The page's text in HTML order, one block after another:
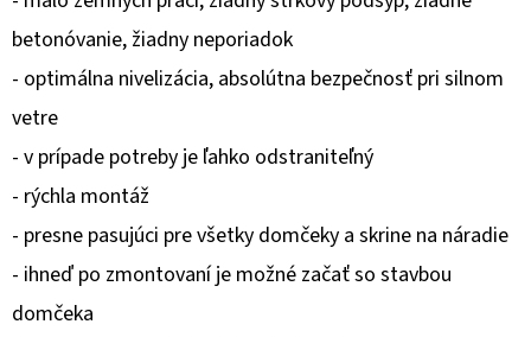
betonóvanie, žiadny neporiadok
- optimálna nivelizácia, absolútna bezpečnosť pri silnom
vetre
- v prípade potreby je ľahko odstraniteľný
- rýchla montáž
- presne pasujúci pre všetky domčeky a skrine na náradie
- ihneď po zmontovaní je možné začať so stavbou
domčeka
R
Ú
Č
A
M
E